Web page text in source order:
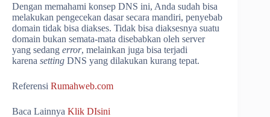
Dengan memahami konsep DNS ini, Anda sudah bisa
melakukan pengecekan dasar secara mandiri, penyebab
domain tidak bisa diakses. Tidak bisa diaksesnya suatu
domain bukan semata-mata disebabkan oleh server
yang sedang error, melainkan juga bisa terjadi
karena setting DNS yang dilakukan kurang tepat.
Referensi Rumahweb.com
Baca Lainnya Klik DIsini